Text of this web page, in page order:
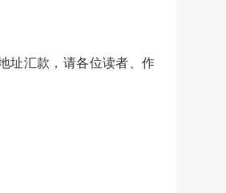
址汇款，请各位读者、作